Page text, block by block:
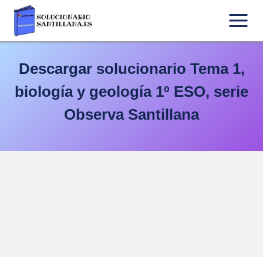
Saltar
contenido
Descargar solucionario Tema 1,
biología y geología 1º ESO, serie
Observa Santillana